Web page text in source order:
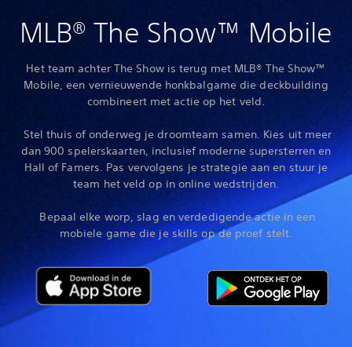
MLB® The Show™ Mobile
Het team achter The Show is terug met MLB® The Show™
Mobile, een vernieuwende honkbalgame die deckbuilding
combineert met actie op het veld.
‎ Stel thuis of onderweg je droomteam samen. Kies uit meer
dan 900 spelerskaarten, inclusief moderne supersterren en
Hall of Famers. Pas vervolgens je strategie aan en stuur je
team het veld op in online wedstrijden.
‎ Bepaal elke worp, slag en verdedigende actie in een
mobiele game die je skills op de proef stelt.